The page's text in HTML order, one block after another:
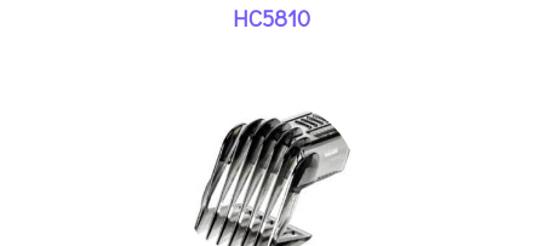
HC5810